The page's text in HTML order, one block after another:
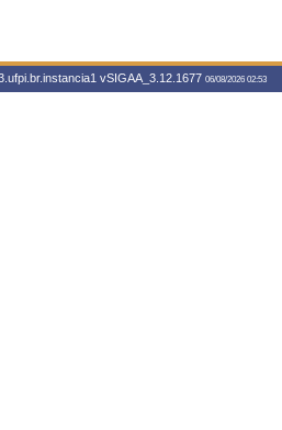
vSIGAA_3.12.1677 06/08/2026 02:53